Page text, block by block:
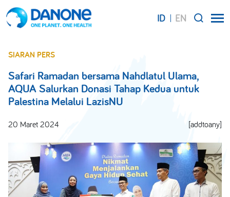
ID EN
SIARAN PERS
Safari Ramadan bersama Nahdlatul Ulama,
AQUA Salurkan Donasi Tahap Kedua untuk
Palestina Melalui LazisNU
20 Maret 2024 [addtoany]